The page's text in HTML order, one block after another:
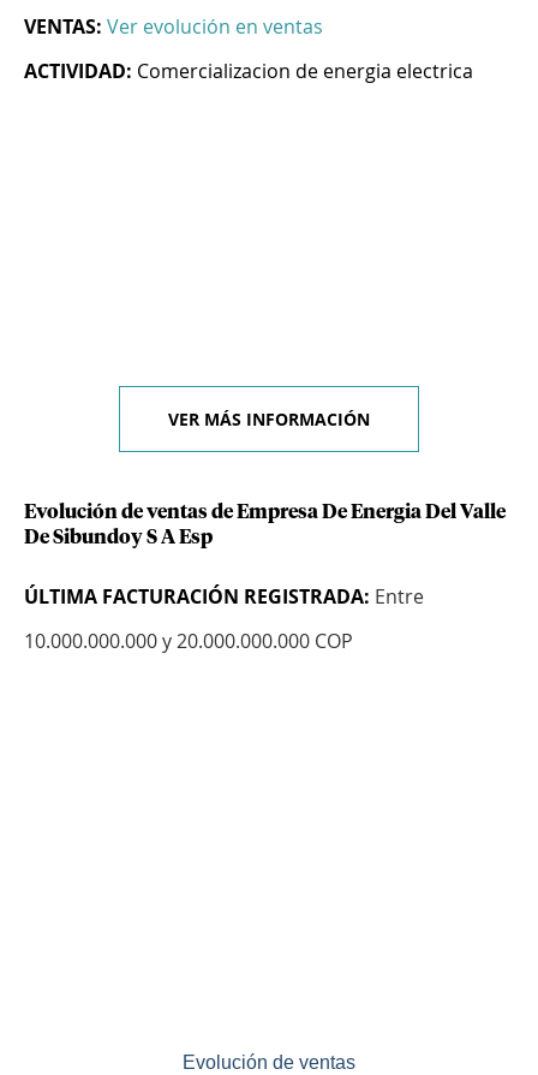
VENTAS: Ver evolución en ventas
ACTIVIDAD: Comercializacion de energia electrica
VER MÁS INFORMACIÓN
Evolución de ventas de Empresa De Energia Del Valle
De Sibundoy S A Esp
ÚLTIMA FACTURACIÓN REGISTRADA: Entre
10.000.000.000 y 20.000.000.000 COP
Evolución de ventas